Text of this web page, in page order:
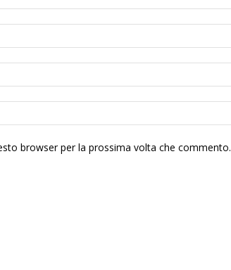
browser per la prossima volta che commento.